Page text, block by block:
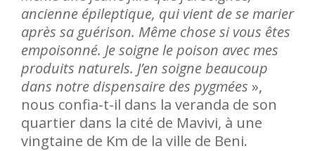
ancienne épileptique, qui vient de se marier
après sa guérison. Même chose si vous êtes
empoisonné. Je soigne le poison avec mes
produits naturels. J’en soigne beaucoup
dans notre dispensaire des pygmées »,
nous confia-t-il dans la veranda de son
quartier dans la cité de Mavivi, à une
vingtaine de Km de la ville de Beni.